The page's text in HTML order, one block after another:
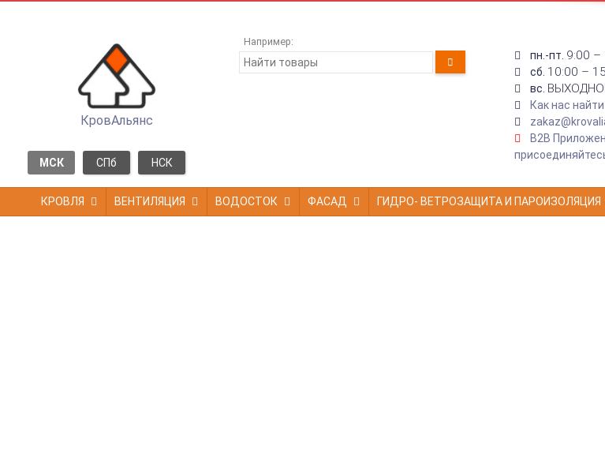
КровАльянс
МСК СПб НСК
Например:
пн.-пт. 9:00 –
сб. 10:00 –
вс.
Как нас найти
B2B
КРОВЛЯ ВЕНТИЛЯЦИЯ ВОДОСТОК ФАСАД ГИДРО- ВЕТРОЗАЩИТА И ПАРОИЗОЛЯЦИЯ